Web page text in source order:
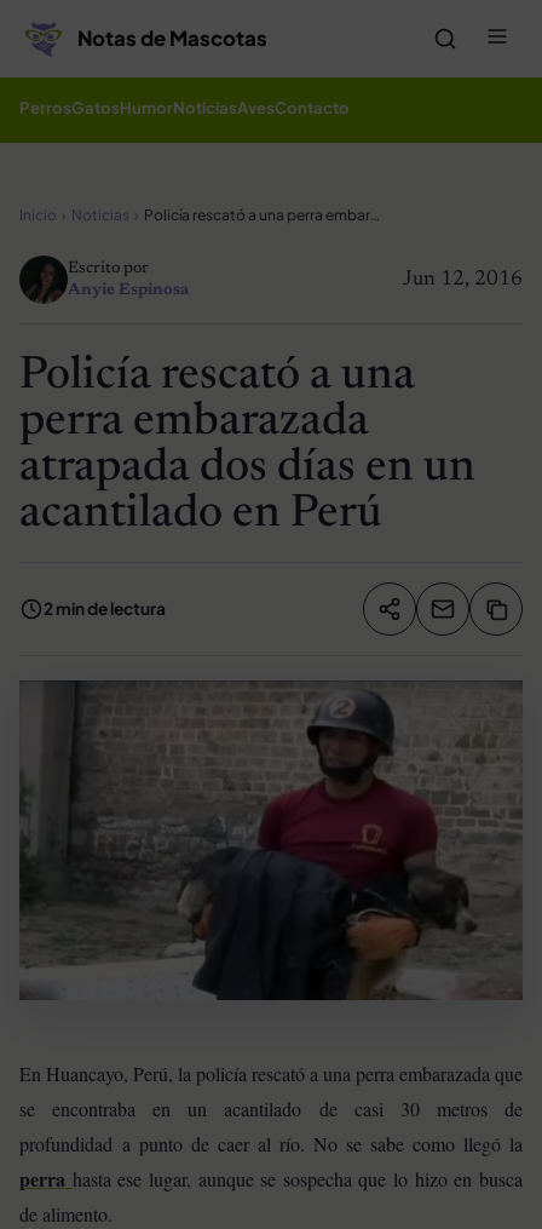
Notas de Mascotas
PerrosGatosHumorNoticiasAvesContacto
Inicio Noticias Policía rescató a una perra embarazada atrapada dos días en un acantilado en Perú
Jun 12, 2016
Escrito por
Anyie Espinosa
Policía rescató a una
perra embarazada
atrapada dos días en un
acantilado en Perú
2 min de lectura Compartir
En Huancayo, Perú, la policía rescató a una perra embarazada que
se encontraba en un acantilado de casi 30 metros de
profundidad a punto de caer al río. No se sabe como llegó la
perra hasta ese lugar, aunque se sospecha que lo hizo en busca
de alimento.